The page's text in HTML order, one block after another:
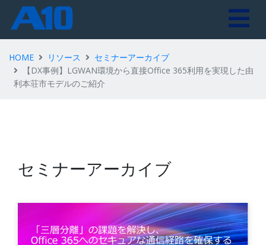
HOME リソース
セミナーアーカイブ
【DX事例】LGWAN環境から直接Office 365利用を実現した由
利本荘市モデルのご紹介
セミナーアーカイブ